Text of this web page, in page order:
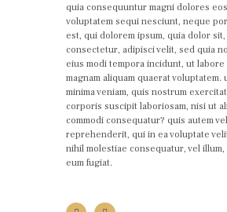
quia consequuntur magni dolores
voluptatem sequi nesciunt, neque
est, qui dolorem ipsum, quia dolor sit,
consectetur, adipisci velit, sed quia
eius modi tempora incidunt, ut
magnam aliquam quaerat voluptatem.
minima veniam, quis nostrum
corporis suscipit laboriosam, nisi ut
commodi consequatur? quis autem
reprehenderit, qui in ea voluptate
nihil molestiae consequatur, vel
eum fugiat.